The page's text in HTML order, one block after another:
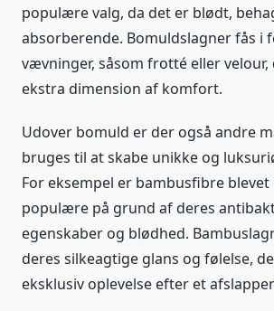
populære valg, da det er blødt,
absorberende. Bomuldslagner fås i
vævninger, såsom frotté eller
ekstra dimension af komfort.
Udover bomuld er der også andre
bruges til at skabe unikke og
For eksempel er bambusfibre
populære på grund af deres
egenskaber og blødhed.
deres silkeagtige glans og følelse,
eksklusiv oplevelse efter et